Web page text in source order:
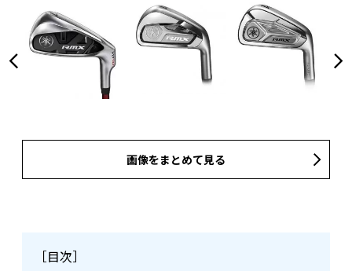
画像をまとめて見る
［目次］